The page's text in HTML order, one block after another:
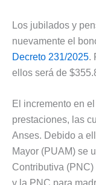
Los jubilados y
nuevamente el
Decreto 231/2025.
ellos será de
El incremento en
prestaciones, las
Anses. Debido a
Mayor (PUAM) se
Contributiva